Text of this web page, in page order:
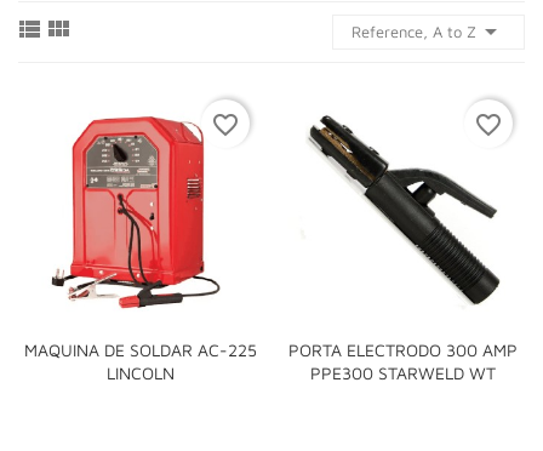
  Reference, A to Z 
MAQUINA DE SOLDAR AC-225
LINCOLN
favorite_border
PORTA ELECTRODO 300 AMP
PPE300 STARWELD WT
favorite_border